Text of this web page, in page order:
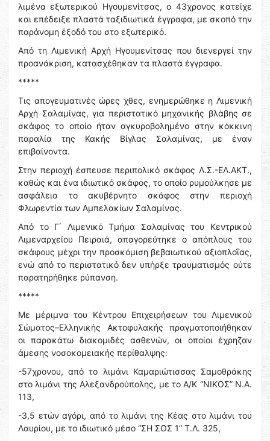
λιμένα εξωτερικού Ηγουμενίτσας, ο 43χρονος κατείχε
και επέδειξε πλαστά ταξιδιωτικά έγγραφα, με σκοπό την
παράνομη έξοδό του στο εξωτερικό.
Από τη Λιμενική Αρχή Ηγουμενίτσας που διενεργεί την
προανάκριση, κατασχέθηκαν τα πλαστά έγγραφα.
*****
Τις απογευματινές ώρες χθες, ενημερώθηκε η Λιμενική
Αρχή Σαλαμίνας, για περιστατικό μηχανικής βλάβης σε
σκάφος το οποίο ήταν αγκυροβολημένο στην κόκκινη
παραλία της Κακής Βίγλας Σαλαμίνας, με έναν
επιβαίνοντα.
Στην περιοχή έσπευσε περιπολικό σκάφος Λ.Σ.-ΕΛ.ΑΚΤ.,
καθώς και ένα ιδιωτικό σκάφος, το οποίο ρυμούλκησε με
ασφάλεια το ακυβέρνητο σκάφος στην περιοχή
Φλωρεντία των Αμπελακίων Σαλαμίνας.
Από το Γ΄ Λιμενικό Τμήμα Σαλαμίνας του Κεντρικού
Λιμεναρχείου Πειραιά, απαγορεύτηκε ο απόπλους του
σκάφους μέχρι την προσκόμιση βεβαιωτικού αξιοπλοΐας,
ενώ από το περιστατικό δεν υπήρξε τραυματισμός ούτε
παρατηρήθηκε ρύπανση.
*****
Με μέριμνα του Κέντρου Επιχειρήσεων του Λιμενικού
Σώματος–Ελληνικής Ακτοφυλακής πραγματοποιήθηκαν
οι παρακάτω διακομιδές ασθενών, οι οποίοι έχρηζαν
άμεσης νοσοκομειακής περίθαλψης:
-57χρονου, από το λιμάνι Καμαριώτισσας Σαμοθράκης
στο λιμάνι της Αλεξανδρούπολης, με το Α/Κ “ΝΙΚΟΣ” Ν.Α.
113,
-3,5 ετών αγόρι, από το λιμάνι της Κέας στο λιμάνι του
Λαυρίου, με το ιδιωτικό μέσο “ΣΗ ΣΟΣ 1” Τ.Λ. 325,